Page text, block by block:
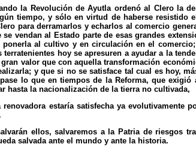
la Revolución de Ayutla ordenó al Clero la
tiempo, y sólo en virtud de haberse resistido
para derramarlos y echarlos al comercio
vendan al Estado parte de esas grandes
al cultivo y en circulación en el
hoy se apresuren a ayudar a la
valor que con aquella transformación
y que si no se satisface tal cual es hoy,
lo que en tiempos de la Reforma, que
hasta la nacionalización de la tierra no cultivada,
estaría satisfecha ya evolutivamente
ellos, salvaremos a la Patria de riesgos
salvada ante el mundo y ante la historia.